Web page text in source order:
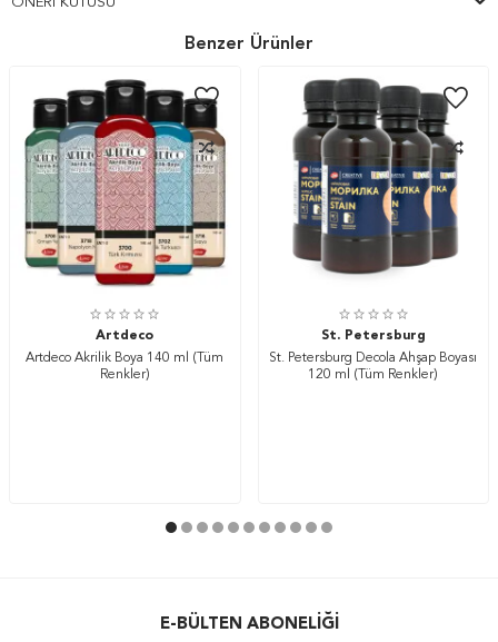
Benzer Ürünler
Artdeco
Artdeco Akrilik Boya 140 ml (Tüm
Renkler)
St. Petersburg
St. Petersburg Decola Ahşap Boyası
120 ml (Tüm Renkler)
E-BÜLTEN ABONELIĞI